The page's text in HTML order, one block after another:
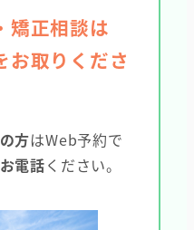
矯正相談は
お取りくださ
方はWeb予約で
電話ください。